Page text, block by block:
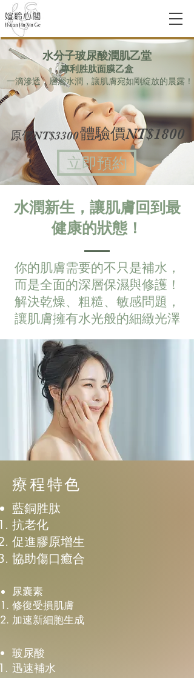
水分子玻尿酸潤肌乙堂
專利胜肽面膜乙盒
一滴滲透，層層水潤，讓肌膚宛如剛綻放的晨露！
原價NT$3300體驗價NT$1800
立即預約
水潤新生，讓肌膚回到最
健康的狀態！
你的肌膚需要的不只是補水，
而是全面的深層保濕與修護！
解決乾燥、粗糙、敏感問題，
讓肌膚擁有水光般的細緻光澤
療程特色
藍銅胜肽
抗老化
促進膠原增生
協助傷口癒合
尿囊素​
修復受損肌膚
加速新細胞生成
玻尿酸
迅速補水